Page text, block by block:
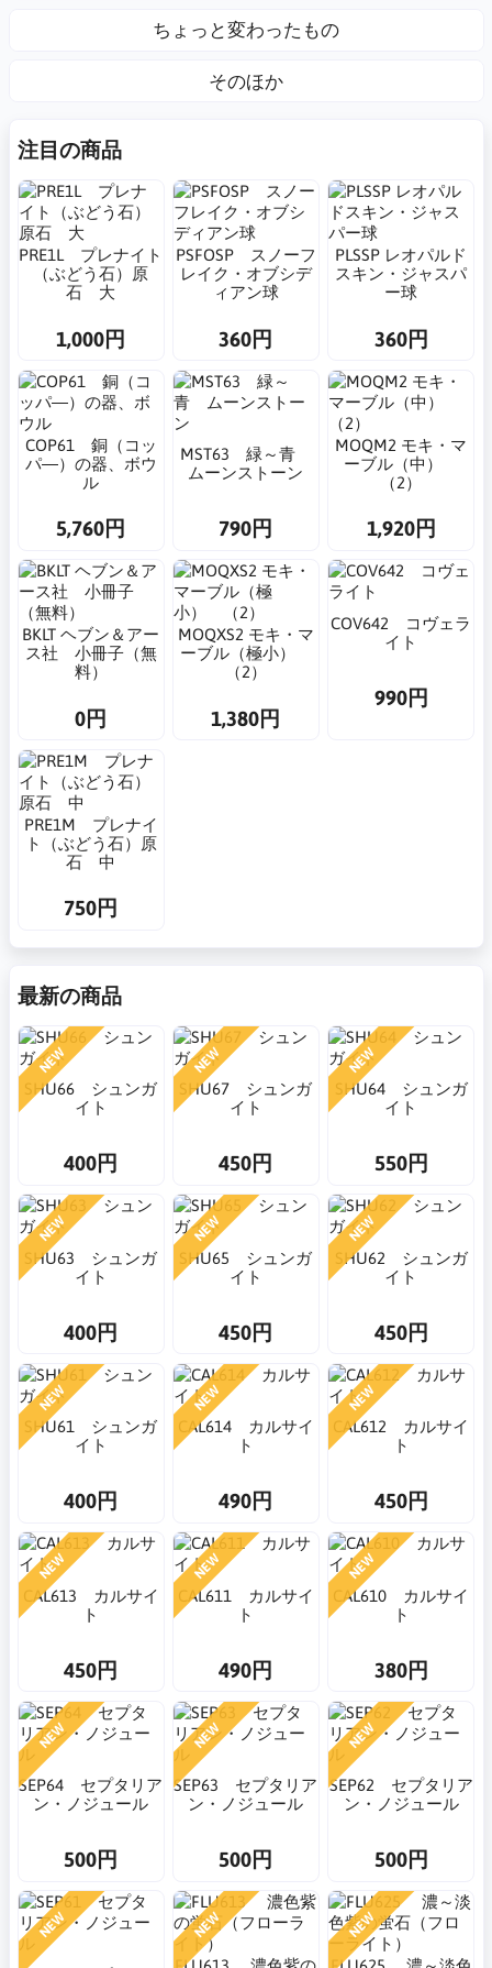
ちょっと変わったもの
そのほか
注目の商品
PRE1L プレナイト
（ぶどう石）原
石 大
1,000円
PSFOSP スノーフ
レイク・オブシデ
ィアン球
360円
PLSSP レオパルド
スキン・ジャスパ
ー球
360円
COP61 銅（コッ
パ―）の器、ボウ
ル
5,760円
MST63 緑～青
ムーンストーン
790円
MOQM2 モキ・マ
ーブル（中）
（2）
1,920円
BKLT ヘブン＆アー
ス社 小冊子（無
料）
0円
MOQXS2 モキ・マ
ーブル（極小）
（2）
1,380円
COV642 コヴェラ
イト
990円
PRE1M プレナイ
ト（ぶどう石）原
石 中
750円
最新の商品
NEW
SHU66 シュンガ
イト
400円
NEW
SHU67 シュンガ
イト
450円
NEW
SHU64 シュンガ
イト
550円
NEW
SHU63 シュンガ
イト
400円
NEW
SHU65 シュンガ
イト
450円
NEW
SHU62 シュンガ
イト
450円
NEW
SHU61 シュンガ
イト
400円
NEW
CAL614 カルサイ
ト
490円
NEW
CAL612 カルサイ
ト
450円
NEW
CAL613 カルサイ
ト
450円
NEW
CAL611 カルサイ
ト
490円
NEW
CAL610 カルサイ
ト
380円
NEW
SEP64 セプタリア
ン・ノジュール
500円
NEW
SEP63 セプタリア
ン・ノジュール
500円
NEW
SEP62 セプタリア
ン・ノジュール
500円
NEW NEW NEW